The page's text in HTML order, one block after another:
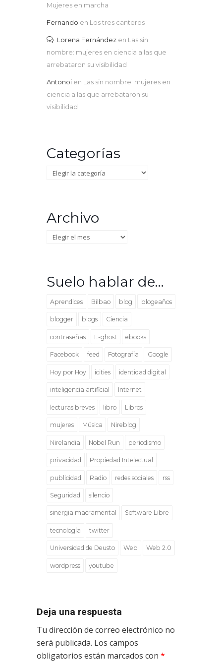
Mujeres en marcha
Fernando en Los tres canteros
Lorena Fernández en Las sin
nombre: mujeres en ciencia a las que
arrebataron su visibilidad
Antonoi en Las sin nombre: mujeres en
ciencia a las que arrebataron su
visibilidad
Categorías
Categorías
Archivo
Archivo
Suelo hablar de…
Aprendices Bilbao blog blogeaños
blogger blogs Ciencia
contraseñas E-ghost ebooks
Facebook feed Fotografía Google
Hoy por Hoy icities identidad digital
inteligencia artificial Internet
lecturas breves libro Libros
mujeres Música Nireblog
Nirelandia Nobel Run periodismo
privacidad Propiedad Intelectual
publicidad Radio redes sociales rss
Seguridad silencio
sinergia macramental Software Libre
tecnología twitter
Universidad de Deusto Web Web 2.0
wordpress youtube
Deja una respuesta
Tu dirección de correo electrónico no
será publicada. Los campos
obligatorios están marcados con *